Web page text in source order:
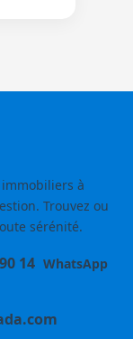
à
Trouvez ou
sérénité.
14 WhatsApp